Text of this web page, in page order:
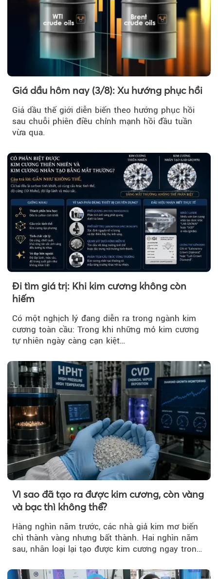
Giá dầu hôm nay (3/8): Xu hướng phục hồi
Giá dầu thế giới diễn biến theo hướng phục hồi
sau chuỗi phiên điều chỉnh mạnh hồi đầu tuần
vừa qua.
Đi tìm giá trị: Khi kim cương không còn
hiếm
Có một nghịch lý đang diễn ra trong ngành kim
cương toàn cầu: Trong khi những mỏ kim cương
tự nhiên ngày càng cạn kiệt…
Vì sao đã tạo ra được kim cương, còn vàng
và bạc thì không thể?
Hàng nghìn năm trước, các nhà giả kim mơ biến
chì thành vàng nhưng bất thành. Hai nghìn năm
sau, nhân loại lại tạo được kim cương ngay trong